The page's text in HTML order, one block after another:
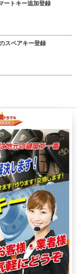
ートキー追加登録
スペアキー登録